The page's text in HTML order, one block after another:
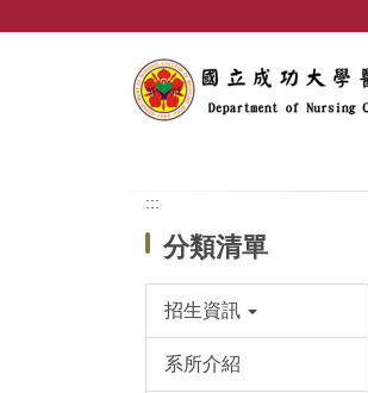
:::
分類清單
招生資訊
系所介紹